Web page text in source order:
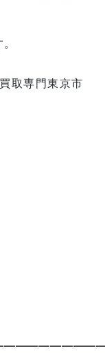
取専門東京市